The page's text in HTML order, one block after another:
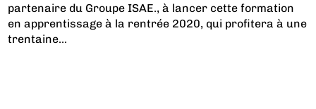
partenaire du Groupe ISAE., à lancer cette formation
en apprentissage à la rentrée 2020, qui profitera à une
trentaine...